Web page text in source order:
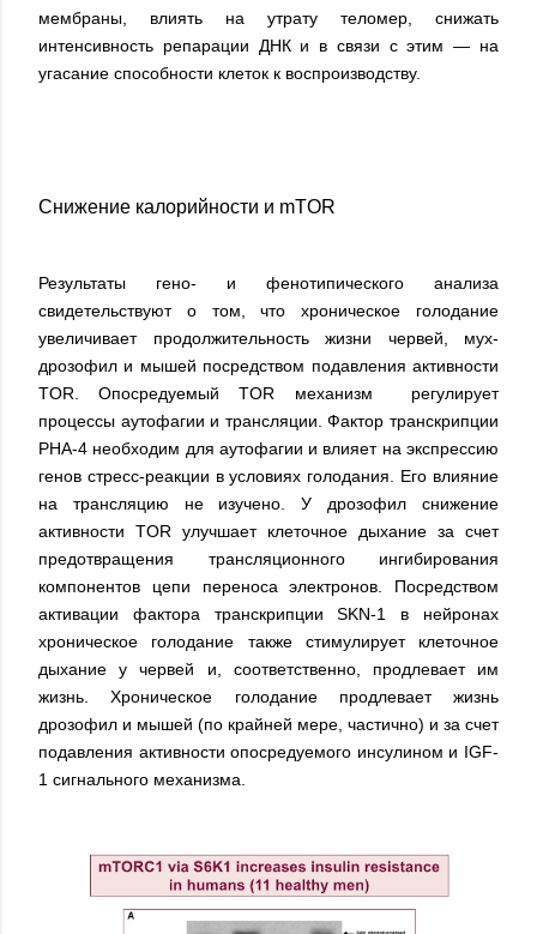
мембраны, влиять на утрату теломер, снижать
интенсивность репарации ДНК и в связи с этим — на
угасание способности клеток к воспроизводству.
Снижение калорийности и mTOR
Результаты гено- и фенотипического анализа
свидетельствуют о том, что хроническое голодание
увеличивает продолжительность жизни червей, мух-
дрозофил и мышей посредством подавления активности
TOR. Опосредуемый TOR механизм регулирует
процессы аутофагии и трансляции. Фактор транскрипции
PHA-4 необходим для аутофагии и влияет на экспрессию
генов стресс-реакции в условиях голодания. Его влияние
на трансляцию не изучено. У дрозофил снижение
активности TOR улучшает клеточное дыхание за счет
предотвращения трансляционного ингибирования
компонентов цепи переноса электронов. Посредством
активации фактора транскрипции SKN-1 в нейронах
хроническое голодание также стимулирует клеточное
дыхание у червей и, соответственно, продлевает им
жизнь. Хроническое голодание продлевает жизнь
дрозофил и мышей (по крайней мере, частично) и за счет
подавления активности опосредуемого инсулином и IGF-
1 сигнального механизма.